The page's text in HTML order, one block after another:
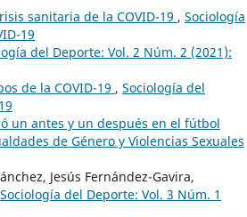
sanitaria de la COVID-19 , Sociología
19
del Deporte: Vol. 2 Núm. 2 (2021):
de la COVID-19 , Sociología del
un antes y un después en el fútbol
de Género y Violencias Sexuales
Jesús Fernández-Gavira,
Sociología del Deporte: Vol. 3 Núm. 1